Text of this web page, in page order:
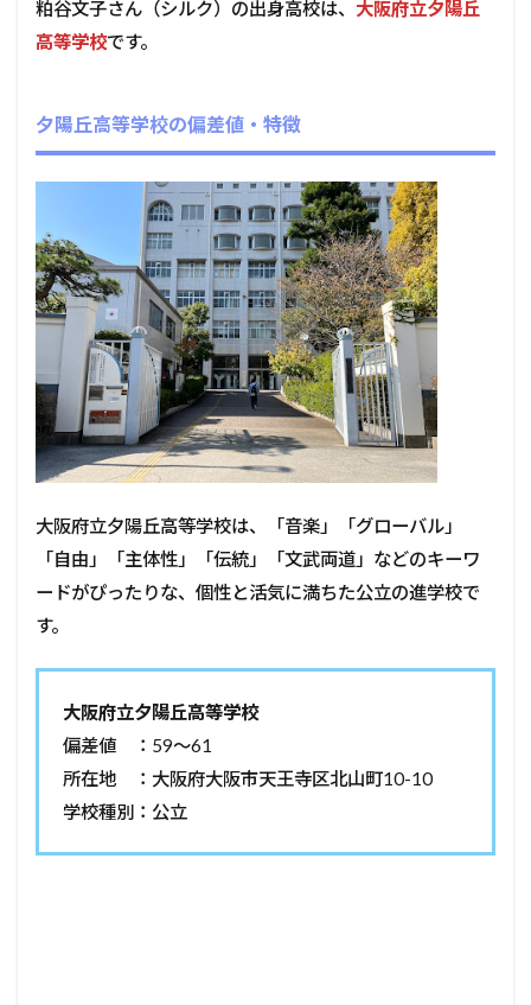
粕谷文子さん（シルク）の出身高校は、 大阪府立夕陽丘
高等学校です。
夕陽丘高等学校の偏差値・特徴
大阪府立夕陽丘高等学校は、「音楽」「グローバル」
「自由」「主体性」「伝統」「文武両道」などのキーワ
ードがぴったりな、個性と活気に満ちた公立の進学校で
す。
大阪府立夕陽丘高等学校
偏差値 ：59～61
所在地 ：大阪府大阪市天王寺区北山町10-10
学校種別：公立